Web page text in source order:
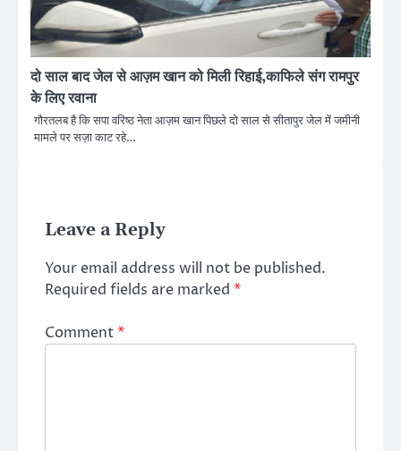
दो साल बाद जेल से आज़म खान को मिली रिहाई,काफिले संग रामपुर
के लिए रवाना
गौरतलब है कि सपा वरिष्ठ नेता आज़म खान पिछले दो साल से सीतापुर जेल में जमीनी
मामले पर सज़ा काट रहे…
Leave a Reply
Your email address will not be published.
Required fields are marked *
Comment*